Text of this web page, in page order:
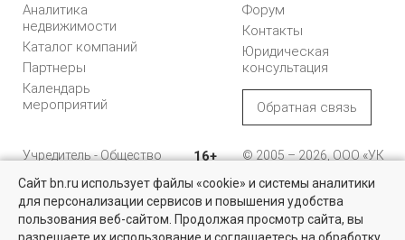
Квартиры на вторичном рынке
Более 10 тысяч квартир в Санкт-Петербурге и области от
Аналитика
недвижимости
Каталог компаний
Партнеры
Календарь
мероприятий
Форум
Контакты
Юридическая
консультация
Обратная связь
Учредитель - Общество
ответственностью
"Управляющая
компания "Бюллетень
недвижимости"
16+
© 2005 – 2026, ООО «УК
196105, Санкт-
Петербург, пр. Юрия
Гагарина, 1
Сайт bn.ru использует файлы «cookie» и системы аналитики
для персонализации сервисов и повышения удобства
пользования веб-сайтом. Продолжая просмотр сайта, вы